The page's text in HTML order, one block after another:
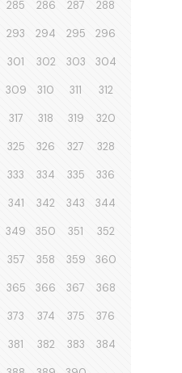
285 286 287 288
293 294 295 296
301 302 303 304
309 310 311 312
317 318 319 320
325 326 327 328
333 334 335 336
341 342 343 344
349 350 351 352
357 358 359 360
365 366 367 368
373 374 375 376
381 382 383 384